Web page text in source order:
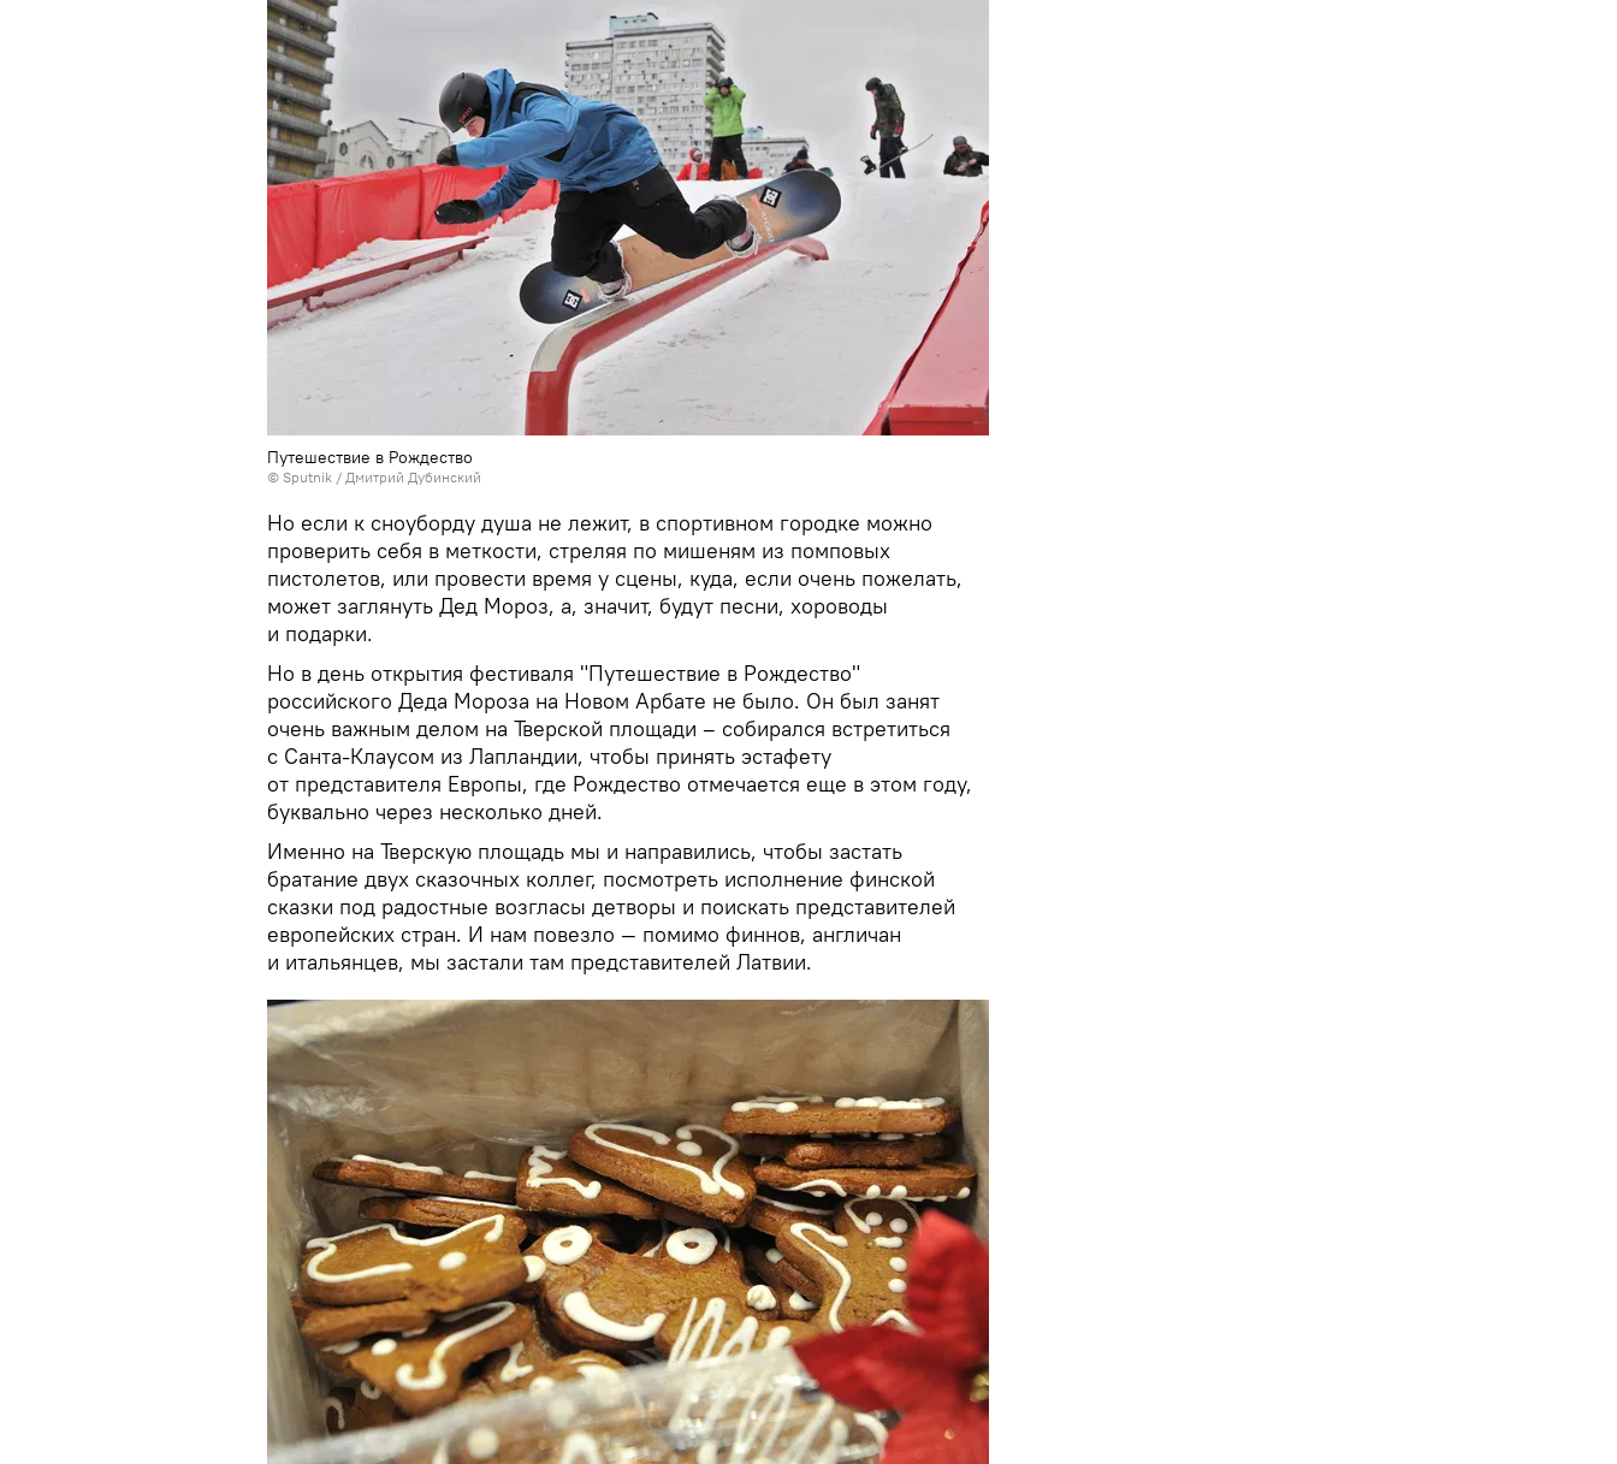
Путешествие в Рождество
© Sputnik / Дмитрий Дубинский
Но если к сноуборду душа не лежит, в спортивном городке можно
проверить себя в меткости, стреляя по мишеням из помповых
пистолетов, или провести время у сцены, куда, если очень пожелать,
может заглянуть Дед Мороз, а, значит, будут песни, хороводы
и подарки.
Но в день открытия фестиваля "Путешествие в Рождество"
российского Деда Мороза на Новом Арбате не было. Он был занят
очень важным делом на Тверской площади – собирался встретиться
с Санта-Клаусом из Лапландии, чтобы принять эстафету
от представителя Европы, где Рождество отмечается еще в этом году,
буквально через несколько дней.
Именно на Тверскую площадь мы и направились, чтобы застать
братание двух сказочных коллег, посмотреть исполнение финской
сказки под радостные возгласы детворы и поискать представителей
европейских стран. И нам повезло — помимо финнов, англичан
и итальянцев, мы застали там представителей Латвии.